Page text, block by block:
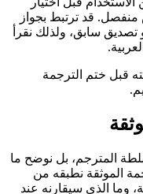
منفصل. قد ترتبط بجواز
سابق، ولذلك نقرأ
قبل ختم الترجمة
المترجم، بل نوضح ما
الموثقة نطبقه من
وما الذي سيقارنه عند